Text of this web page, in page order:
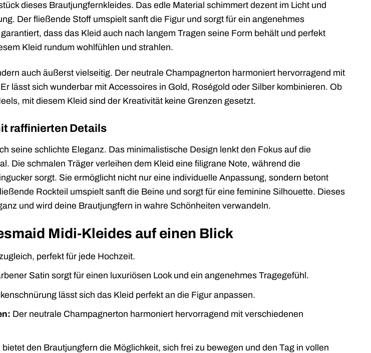
dieses Brautjungfernkleides. Das edle Material schimmert dezent im Licht und
Der fließende Stoff umspielt sanft die Figur und sorgt für ein angenehmes
dass das Kleid auch nach langem Tragen seine Form behält und perfekt
Kleid rundum wohlfühlen und strahlen.
auch äußerst vielseitig. Der neutrale Champagnerton harmoniert hervorragend mit
lässt sich wunderbar mit Accessoires in Gold, Roségold oder Silber kombinieren. Ob
mit diesem Kleid sind der Kreativität keine Grenzen gesetzt.
raffinierten Details
seine schlichte Eleganz. Das minimalistische Design lenkt den Fokus auf die
Die schmalen Träger verleihen dem Kleid eine filigrane Note, während die
sorgt. Sie ermöglicht nicht nur eine individuelle Anpassung, sondern betont
Rockteil umspielt sanft die Beine und sorgt für eine feminine Silhouette. Dieses
und wird deine Brautjungfern in wahre Schönheiten verwandeln.
Midi-Kleides auf einen Blick
perfekt für jede Hochzeit.
Satin sorgt für einen luxuriösen Look und ein angenehmes Tragegefühl.
lässt sich das Kleid perfekt an die Figur anpassen.
Der neutrale Champagnerton harmoniert hervorragend mit verschiedenen
den Brautjungfern die Möglichkeit, sich frei zu bewegen und den Tag in vollen